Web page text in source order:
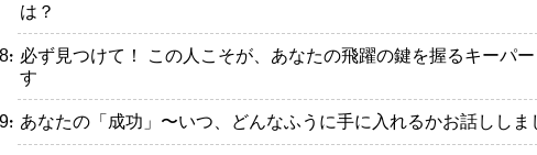
は？
・必ず見つけて！ この人こそが、あなたの飛躍の鍵を握るキーパ
す
・あなたの「成功」〜いつ、どんなふうに手に入れるかお話ししま